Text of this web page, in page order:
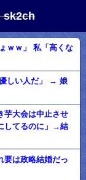
sk2ch
ｗｗ」 私「高くな
しい人だ」 → 娘
芋大会は中止させ
してるのに」→結
要は政略結婚だっ